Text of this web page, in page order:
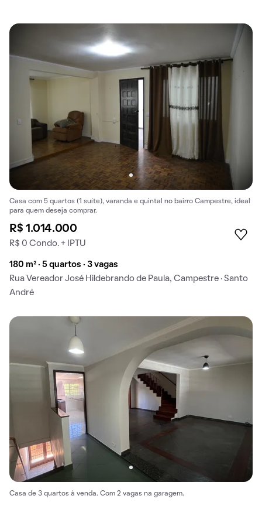
Casa com 5 quartos (1 suíte), varanda e quintal no bairro Campestre, ideal
para quem deseja comprar.
R$ 1.014.000
R$ 0 Condo. + IPTU
180 m² · 5 quartos · 3 vagas
Rua Vereador José Hildebrando de Paula, Campestre · Santo
André
Casa de 3 quartos à venda. Com 2 vagas na garagem.